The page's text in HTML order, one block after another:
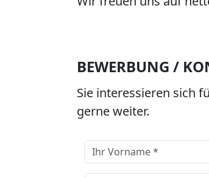
BEWERBUNG /
Sie interessieren sich
gerne weiter.